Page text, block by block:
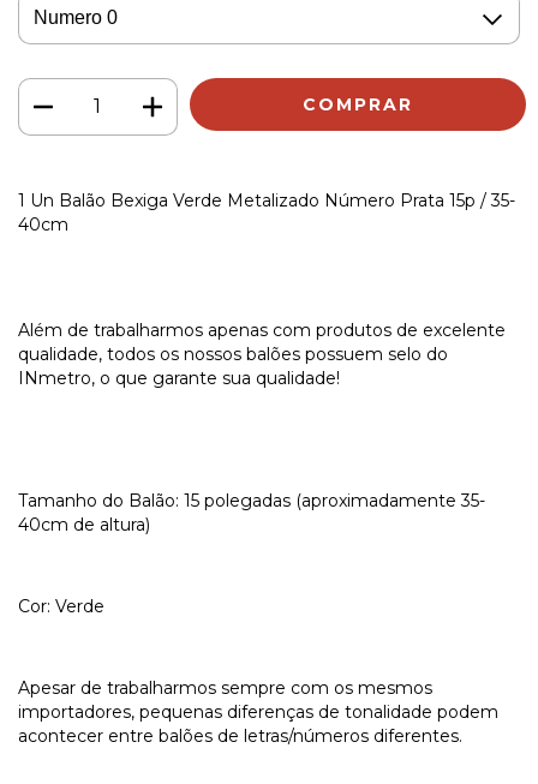
1 Un Balão Bexiga Verde Metalizado Número Prata 15p / 35-
40cm
Além de trabalharmos apenas com produtos de excelente
qualidade, todos os nossos balões possuem selo do
INmetro, o que garante sua qualidade!
Tamanho do Balão: 15 polegadas (aproximadamente 35-
40cm de altura)
Cor: Verde
Apesar de trabalharmos sempre com os mesmos
importadores, pequenas diferenças de tonalidade podem
acontecer entre balões de letras/números diferentes.